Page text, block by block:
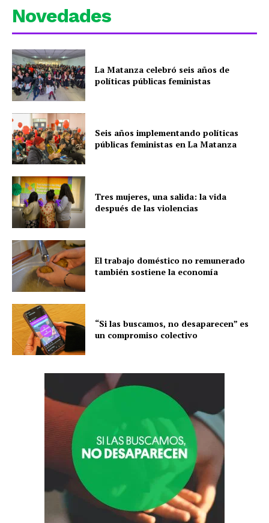
Novedades
La Matanza celebró seis años de
políticas públicas feministas
Seis años implementando políticas
públicas feministas en La Matanza
Tres mujeres, una salida: la vida
después de las violencias
El trabajo doméstico no remunerado
también sostiene la economía
“Si las buscamos, no desaparecen” es
un compromiso colectivo